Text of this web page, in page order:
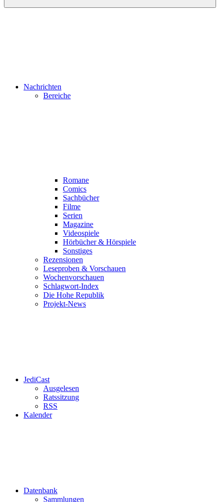
Nachrichten
Bereiche
Romane
Comics
Sachbücher
Filme
Serien
Magazine
Videospiele
Hörbücher & Hörspiele
Sonstiges
Rezensionen
Leseproben & Vorschauen
Wochenvorschauen
Schlagwort-Index
Die Hohe Republik
Projekt-News
JediCast
Ausgelesen
Ratssitzung
RSS
Kalender
Datenbank
Sammlungen